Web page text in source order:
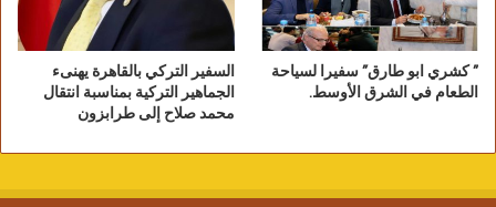
” كشري ابو طارق” سفيرا لسياحة
الطعام في الشرق الأوسط.
السفير التركي بالقاهرة يهنىء
الجماهير التركية بمناسبة انتقال
محمد صلاح إلى طرابزون